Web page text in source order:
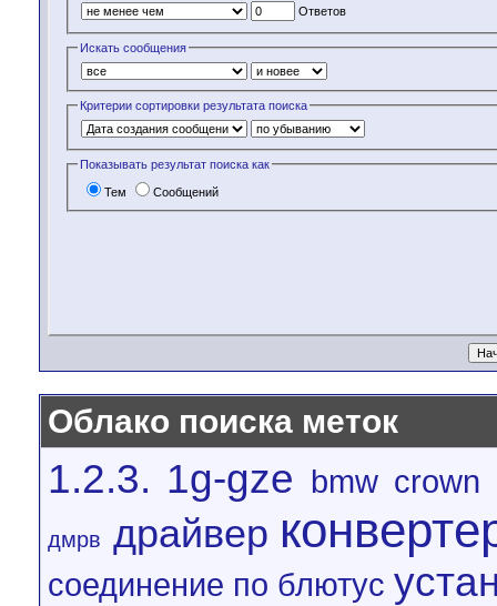
Ответов
Искать сообщения
Критерии сортировки результата поиска
Показывать результат поиска как
Тем Сообщений
Облако поиска меток
1.2.3. 1g-gze bmw crown
дмрв драйвер
соединение по блютус